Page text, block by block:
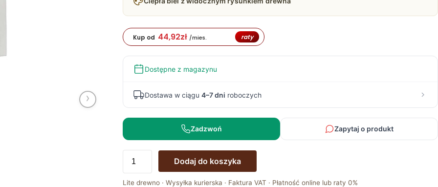
›
Kup od 44,92zł /mies. raty
Dostępne z magazynu
Dostawa w ciągu 4–7 dni roboczych
Zadzwoń Zapytaj o produkt
z
Dodaj do koszyka
Lite drewno · Wysyłka kurierska · Faktura VAT · Płatność online lub raty 0%